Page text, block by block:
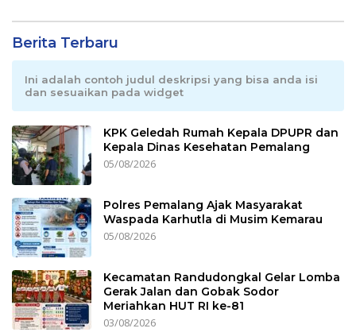
Berita Terbaru
Ini adalah contoh judul deskripsi yang bisa anda isi
dan sesuaikan pada widget
KPK Geledah Rumah Kepala DPUPR dan
Kepala Dinas Kesehatan Pemalang
05/08/2026
Polres Pemalang Ajak Masyarakat
Waspada Karhutla di Musim Kemarau
05/08/2026
Kecamatan Randudongkal Gelar Lomba
Gerak Jalan dan Gobak Sodor
Meriahkan HUT RI ke-81
03/08/2026